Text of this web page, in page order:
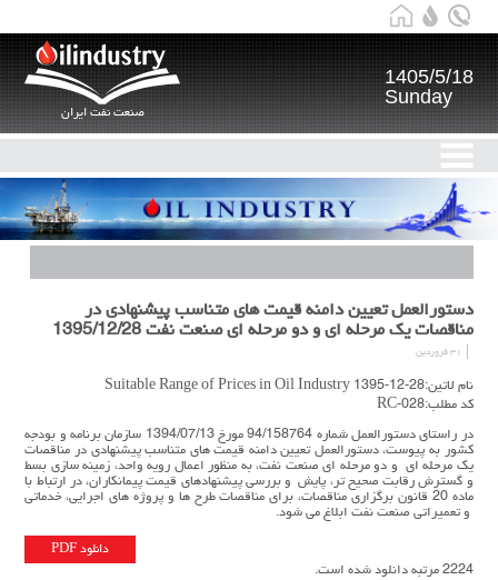
صنعت نفت ایران
1405/5/18
Sunday
دستورالعمل تعیین دامنه قیمت های متناسب پیشنهادی در
مناقصات یک مرحله ای و دو مرحله ای صنعت نفت 1395/12/28
۳۱ فروردین
نام لاتین:Suitable Range of Prices in Oil Industry 1395-12-28
کد مطلب:RC-028
در راستای دستورالعمل شماره 94/158764 مورخ 1394/07/13 سازمان برنامه و بودجه
کشور به پیوست، دستورالعمل تعیین دامنه قیمت های متناسب پیشنهادی در مناقصات
یک مرحله ای و دو مرحله ای صنعت نفت، به منظور اعمال رویه واحد، زمینه سازی بسط
و گسترش رقابت صحیح تر، پایش و بررسی پیشنهادهای قیمت پیمانکاران، در ارتباط با
ماده 20 قانون برگزاری مناقصات، برای مناقصات طرح ها و پروژه های اجرایی، خدماتی
و تعمیراتی صنعت نفت ابلاغ می شود.
دانلود PDF
2224 مرتبه دانلود شده است.